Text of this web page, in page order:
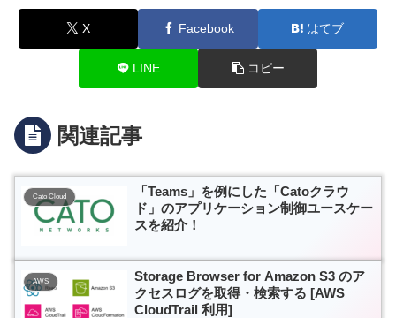
X Facebook はてブ
LINE コピー
関連記事
Cato Cloud
「Teams」を例にした「Catoクラウ
ド」のアプリケーション制御ユースケー
スを紹介！
AWS
Storage Browser for Amazon S3 のア
クセスログを取得・検索する [AWS
CloudTrail 利用]